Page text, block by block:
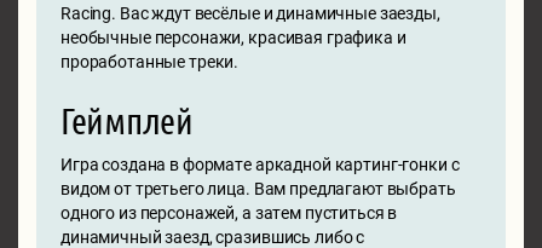
Racing. Вас ждут весёлые и динамичные заезды,
необычные персонажи, красивая графика и
проработанные треки.
Геймплей
Игра создана в формате аркадной картинг-гонки с
видом от третьего лица. Вам предлагают выбрать
одного из персонажей, а затем пуститься в
динамичный заезд, сразившись либо с